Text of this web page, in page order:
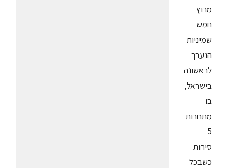
מרוץ
חמש
שמיניות
הנערך
לראשונה
בישראל,
בו
מתחרות
5
סירות
כשבכל